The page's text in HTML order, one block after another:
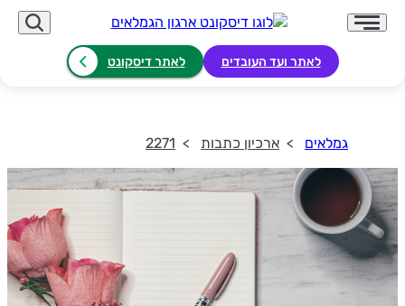
לאתר ועד העובדים לאתר דיסקונט
גמלאים ארכיון כתבות 2271